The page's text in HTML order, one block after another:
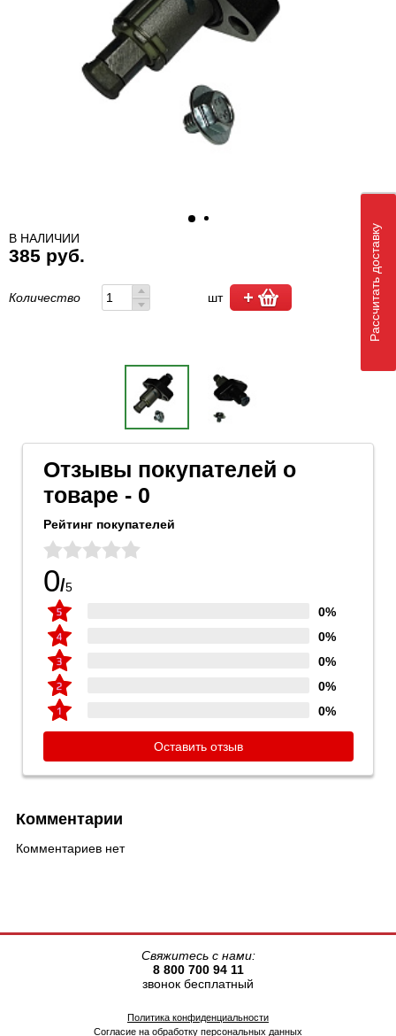
В НАЛИЧИИ
385 руб.
Количество шт
Отзывы покупателей о
товаре - 0
Рейтинг покупателей
0/5
0%
0%
0%
0%
0%
Оставить отзыв
Комментарии
Комментариев нет
Политика конфиденциальности
Согласие на обработку персональных данных
Свяжитесь с нами:
8 800 700 94 11
звонок бесплатный
Рассчитать доставку